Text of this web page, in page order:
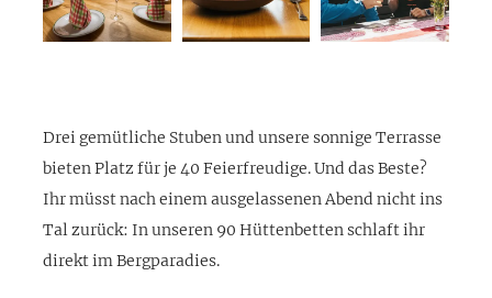
Drei gemütliche Stuben und unsere sonnige Terrasse
bieten Platz für je 40 Feierfreudige. Und das Beste?
Ihr müsst nach einem ausgelassenen Abend nicht ins
Tal zurück: In unseren 90 Hüttenbetten schlaft ihr
direkt im Bergparadies.